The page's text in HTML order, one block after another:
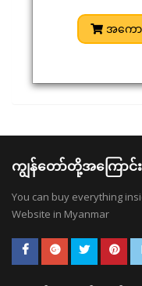
အကော
ကျွန်တော်တို့အကြောင်း
You can buy everything
Website in Myanmar